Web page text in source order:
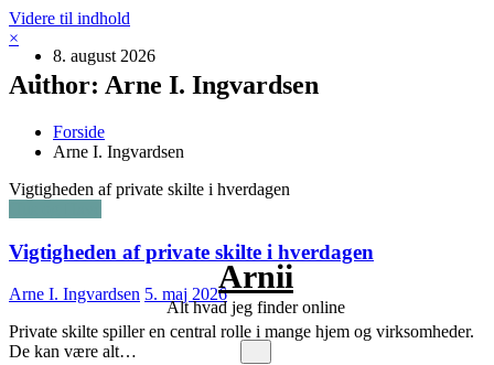
Videre til indhold
8. august 2026
Arnii
Alt hvad jeg finder online
×
Author: Arne I. Ingvardsen
Forside
Arne I. Ingvardsen
Vigtigheden af private skilte i hverdagen
Vigtigheden af private skilte i hverdagen
Arne I. Ingvardsen 5. maj 2026
Private skilte spiller en central rolle i mange hjem og virksomheder.
De kan være alt…